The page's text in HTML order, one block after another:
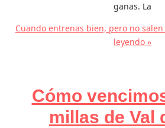
ganas. La
Cuando entrenas bien, pero no
leyendo »
Cómo
millas de Val